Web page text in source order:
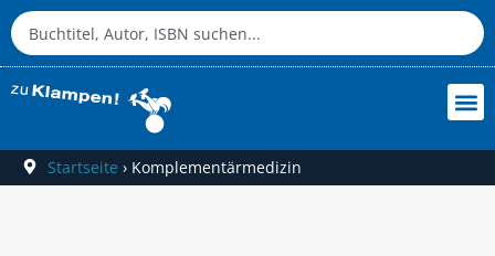
Startseite › Komplementärmedizin